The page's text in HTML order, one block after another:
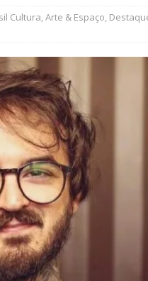
Cultura,Arte & Espaço,